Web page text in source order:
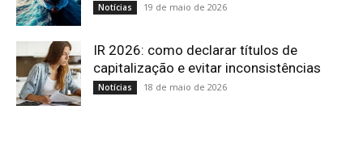
Notícias 19 de maio de 2026
IR 2026: como declarar títulos de
capitalização e evitar inconsistências
Notícias 18 de maio de 2026